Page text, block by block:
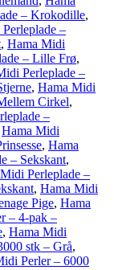
– Krokodille,
–
, Hama Midi
– Lille Frø,
Perleplade –
, Hama Midi
Cirkel,
–
Hama Midi
, Hama
– Sekskant,
Perleplade –
, Hama Midi
Pige, Hama
– 4-pak –
, Hama Midi
stk – Grå,
Perler – 6000